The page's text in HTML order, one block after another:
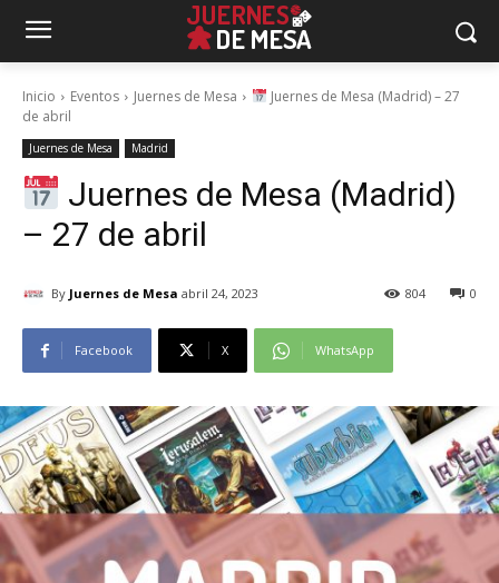
Inicio Eventos Juernes de Mesa
Juernes de Mesa (Madrid) – 27
de abril
Juernes de Mesa Madrid
Juernes de Mesa (Madrid)
– 27 de abril
By Juernes de Mesa abril 24, 2023 0
804
Facebook X WhatsApp